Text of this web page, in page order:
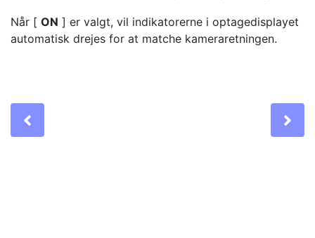
Når [ ON ] er valgt, vil indikatorerne i optagedisplayet
automatisk drejes for at matche kameraretningen.